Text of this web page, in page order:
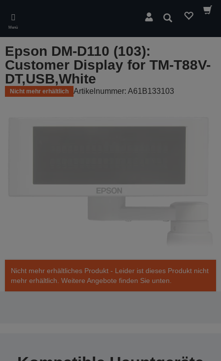
main
content
Menü
Suchen
Epson DM-D110 (103):
Customer Display for TM-T88V-
DT,USB,White
Nicht mehr erhältlich Artikelnummer: A61B133103
Nicht mehr erhältliches Produkt - Leider ist dieses Produkt nicht
mehr erhältlich. Weitere Angebote finden Sie unten.